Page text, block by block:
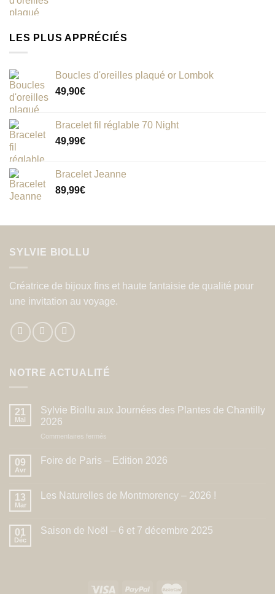
LES PLUS APPRÉCIÉS
Boucles d'oreilles plaqué or Lombok
49,90€
Bracelet fil réglable 70 Night
49,99€
Bracelet Jeanne
89,99€
SYLVIE BIOLLU
Créatrice de bijoux fins et haute fantaisie de qualité pour
une invitation au voyage.
NOTRE ACTUALITÉ
21
Mai
Sylvie Biollu aux Journées des Plantes de Chantilly
2026
Commentaires fermés
Biollu
Plantes
2026
09
Avr
Foire de Paris – Edition 2026
13
Mar
Les Naturelles de Montmorency – 2026 !
01
Déc
Saison de Noël – 6 et 7 décembre 2025